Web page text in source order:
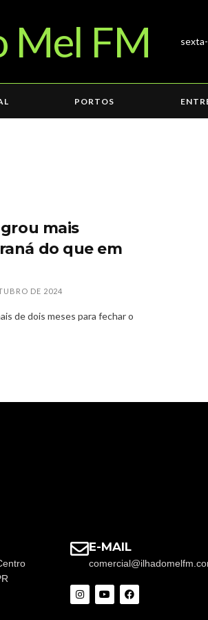
PORTOS
mais
do que em
DE 2024
de dois meses para fechar o
E-MAIL